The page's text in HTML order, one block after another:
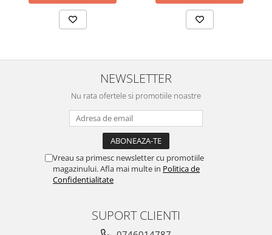
NEWSLETTER
Nu rata ofertele si promotiile noastre
Vreau sa primesc newsletter cu promotiile
magazinului. Afla mai multe in Politica de
Confidentialitate
SUPORT CLIENTI